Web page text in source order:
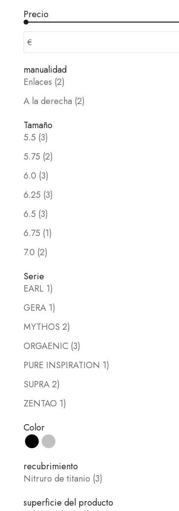
Precio
€
manualidad
Enlaces (2)
A la derecha (2)
Tamaño
5.5 (3)
5.75 (2)
6.0 (3)
6.25 (3)
6.5 (3)
6.75 (1)
7.0 (2)
Serie
EARL 1)
GERA 1)
MYTHOS 2)
ORGAENIC (3)
PURE INSPIRATION 1)
SUPRA 2)
ZENTAO 1)
Color
Negroplata
recubrimiento
Nitruro de titanio (3)
superficie del producto